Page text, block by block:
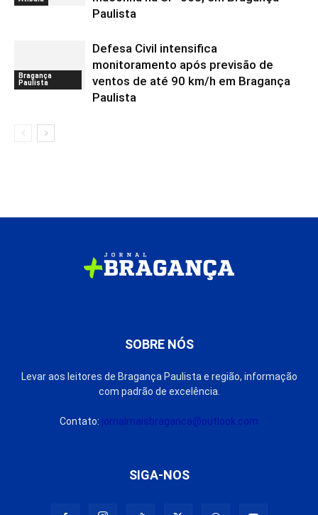
Paulista
Bragança
Paulista
Defesa Civil intensifica
monitoramento após previsão de
ventos de até 90 km/h em Bragança
Paulista
SOBRE NÓS
Levar aos leitores de Bragança Paulista e região, informação
com padrão de excelência.
Contato: jornalmaisbraganca@outlook.com
SIGA-NOS